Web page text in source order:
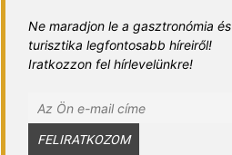
Ne maradjon le a gasztronómia és
turisztika legfontosabb híreiről!
Iratkozzon fel hírlevelünkre!